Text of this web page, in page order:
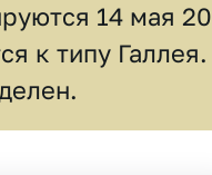
14 мая
к типу Галлея.